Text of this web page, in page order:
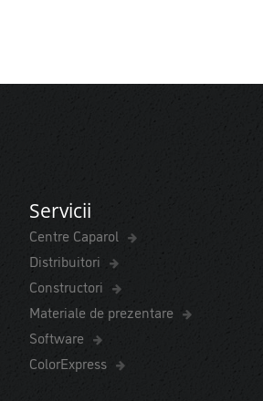
Servicii
Centre Caparol
Distribuitori
Constructori
Materiale de prezentare
Software
ColorExpress